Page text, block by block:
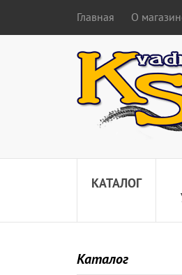
Главная О
КАТАЛОГ
Каталог